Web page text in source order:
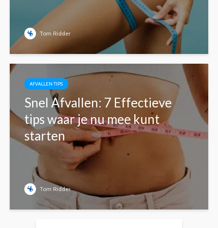
Tom Ridder
AFVALLEN TIPS
Snel Afvallen: 7 Effectieve
tips waar je nu mee kunt
starten
Tom Ridder